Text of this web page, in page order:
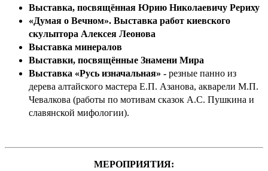
Выставка, посвящённая Юрию Николаевичу Рериху
«Думая о Вечном». Выставка работ киевского
скульптора Алексея Леонова
Выставка минералов
Выставки, посвящённые Знамени Мира
Выставка «Русь изначальная» - резные панно из
дерева алтайского мастера Е.П. Азанова, акварели М.П.
Чевалкова (работы по мотивам сказок А.С. Пушкина и
славянской мифологии).
МЕРОПРИЯТИЯ: